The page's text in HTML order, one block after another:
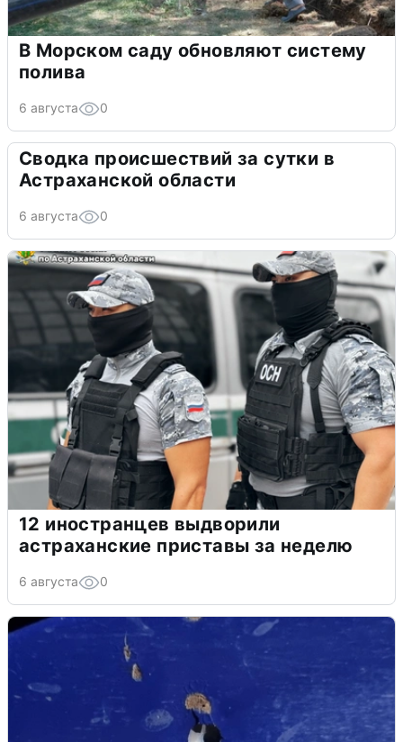
В Морском саду обновляют систему
полива
6 августа 0
Сводка происшествий за сутки в
Астраханской области
6 августа 0
12 иностранцев выдворили
астраханские приставы за неделю
6 августа 0